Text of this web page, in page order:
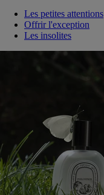
Les petites attentions
Offrir l'exception
Les insolites